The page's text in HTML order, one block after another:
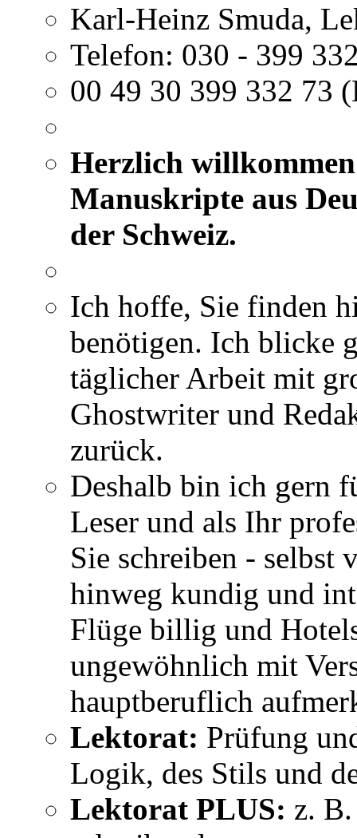
Karl-Heinz Smuda,
Telefon: 030 - 399
00 49 30 399 332 73
Herzlich
Manuskripte aus
der Schweiz.
Ich hoffe, Sie finden
benötigen. Ich blicke
täglicher Arbeit mit
Ghostwriter und
zurück.
Deshalb bin ich gern
Leser und als Ihr
Sie schreiben - selbst
hinweg kundig und
Flüge billig und
ungewöhnlich mit
hauptberuflich
Lektorat: Prüfung
Logik, des Stils und
Lektorat PLUS: z.